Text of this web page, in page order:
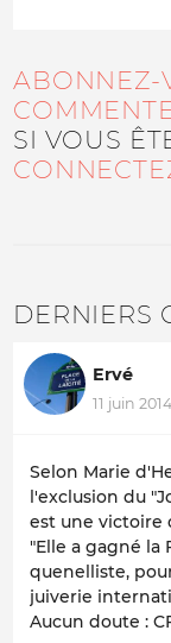
ABONNEZ-
SI VOUS
DERNIERS
Ervé
11 juin
Selon Marie
l'exclusion du
est une victoire
"Elle a gagné la
quenelliste,
juiverie
Aucun doute :